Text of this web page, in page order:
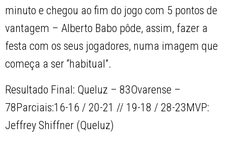
minuto e chegou ao fim do jogo com 5 pontos de
vantagem – Alberto Babo pôde, assim, fazer a
festa com os seus jogadores, numa imagem que
começa a ser “habitual”.
Resultado Final: Queluz – 83Ovarense –
78Parciais:16-16 / 20-21 // 19-18 / 28-23MVP:
Jeffrey Shiffner (Queluz)